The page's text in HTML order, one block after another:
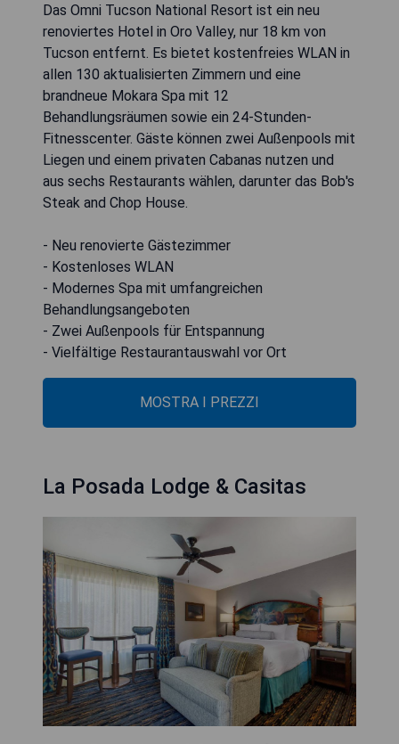
Das Omni Tucson National Resort ist ein neu
renoviertes Hotel in Oro Valley, nur 18 km von
Tucson entfernt. Es bietet kostenfreies WLAN in
allen 130 aktualisierten Zimmern und eine
brandneue Mokara Spa mit 12
Behandlungsräumen sowie ein 24-Stunden-
Fitnesscenter. Gäste können zwei Außenpools mit
Liegen und einem privaten Cabanas nutzen und
aus sechs Restaurants wählen, darunter das Bob's
Steak and Chop House.
- Neu renovierte Gästezimmer
- Kostenloses WLAN
- Modernes Spa mit umfangreichen
Behandlungsangeboten
- Zwei Außenpools für Entspannung
- Vielfältige Restaurantauswahl vor Ort
MOSTRA I PREZZI
La Posada Lodge & Casitas